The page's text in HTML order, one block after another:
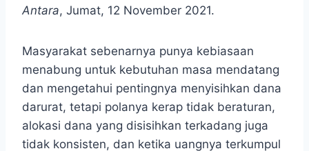
Antara, Jumat, 12 November 2021.
Masyarakat sebenarnya punya kebiasaan
menabung untuk kebutuhan masa mendatang
dan mengetahui pentingnya menyisihkan dana
darurat, tetapi polanya kerap tidak beraturan,
alokasi dana yang disisihkan terkadang juga
tidak konsisten, dan ketika uangnya terkumpul